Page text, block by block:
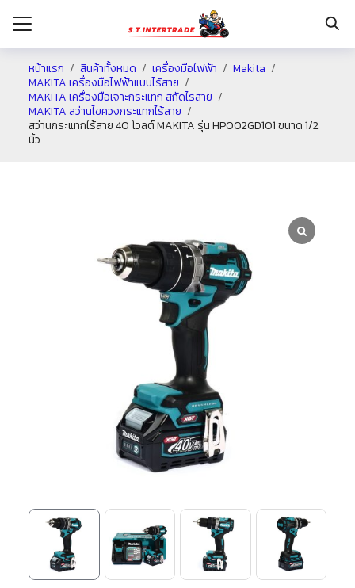
หน้าแรก สินค้าทั้งหมด เครื่องมือไฟฟ้า
Makita
MAKITA เครื่องมือไฟฟ้าแบบไร้สาย
MAKITA เครื่องมือเจาะกระแทก สกัดไรสาย
MAKITA สว่านไขควงกระแทกไร้สาย
สว่านกระแทกไร้สาย 40 โวลต์ MAKITA รุ่น HP002GD101 ขนาด 1/2
นิ้ว